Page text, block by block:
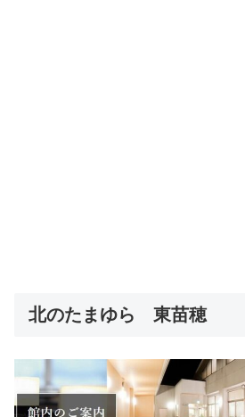
北のたまゆら 東苗穂